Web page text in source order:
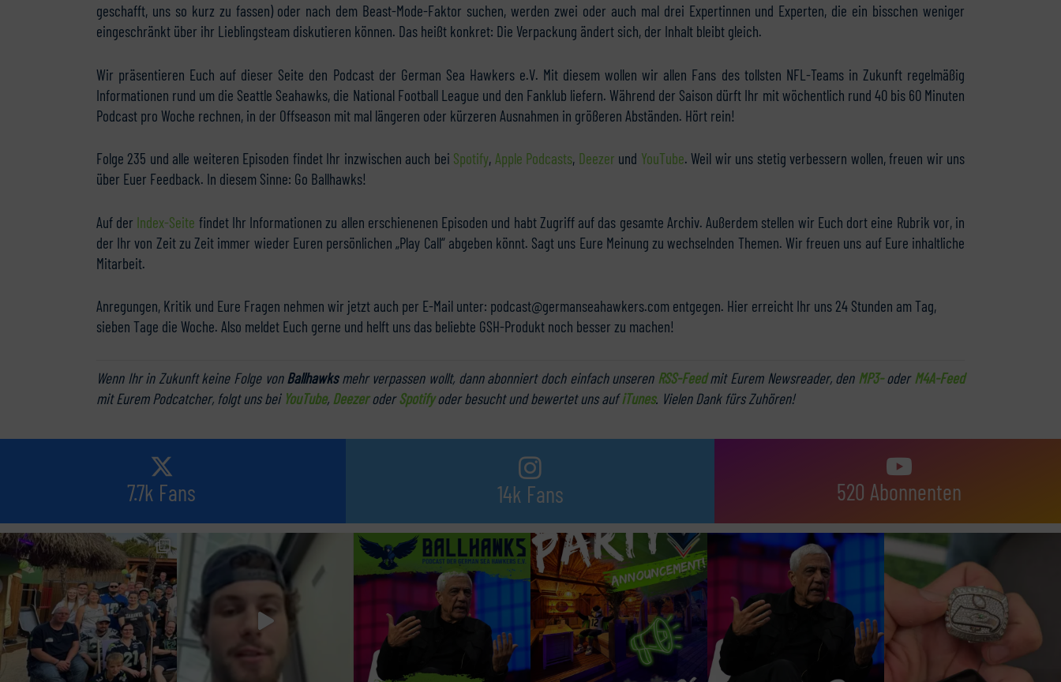
geschafft, uns so kurz zu fassen) oder nach dem Beast-Mode-Faktor suchen, werden zwei oder auch mal drei Expertinnen und Experten, die ein bisschen weniger
eingeschränkt über ihr Lieblingsteam diskutieren können. Das heißt konkret: Die Verpackung ändert sich, der Inhalt bleibt gleich.
Wir präsentieren Euch auf dieser Seite den Podcast der German Sea Hawkers e.V. Mit diesem wollen wir allen Fans des tollsten NFL-Teams in Zukunft regelmäßig
Informationen rund um die Seattle Seahawks, die National Football League und den Fanklub liefern. Während der Saison dürft Ihr mit wöchentlich rund 40 bis 60 Minuten
Podcast pro Woche rechnen, in der Offseason mit mal längeren oder kürzeren Ausnahmen in größeren Abständen. Hört rein!
Folge 235 und alle weiteren Episoden findet Ihr inzwischen auch bei Spotify, Apple Podcasts, Deezer und YouTube. Weil wir uns stetig verbessern wollen, freuen wir uns
über Euer Feedback. In diesem Sinne: Go Ballhawks!
Auf der Index-Seite findet Ihr Informationen zu allen erschienenen Episoden und habt Zugriff auf das gesamte Archiv. Außerdem stellen wir Euch dort eine Rubrik vor, in
der Ihr von Zeit zu Zeit immer wieder Euren persönlichen „Play Call“ abgeben könnt. Sagt uns Eure Meinung zu wechselnden Themen. Wir freuen uns auf Eure inhaltliche
Mitarbeit.
Anregungen, Kritik und Eure Fragen nehmen wir jetzt auch per E-Mail unter: podcast@germanseahawkers.com entgegen. Hier erreicht Ihr uns 24 Stunden am Tag,
sieben Tage die Woche. Also meldet Euch gerne und helft uns das beliebte GSH-Produkt noch besser zu machen!
Wenn Ihr in Zukunft keine Folge vonBallhawksmehr verpassen wollt, dann abonniert doch einfach unseren RSS-Feedmit Eurem Newsreader, den MP3-oder M4A-Feed
mit Eurem Podcatcher, folgt uns bei YouTube, DeezeroderSpotifyoder besucht und bewertet uns aufiTunes. Vielen Dank fürs Zuhören!
7.7k Fans 14k Fans 520 Abonnenten